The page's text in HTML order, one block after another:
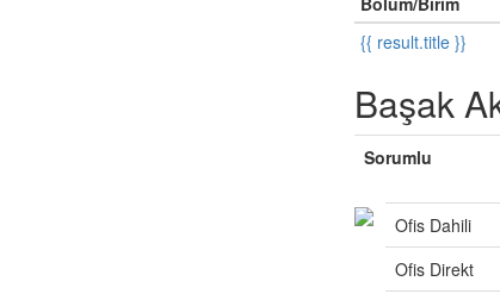
{{ result.title }}
Başak
Sorumlu
Ofis Dahili
Ofis Direkt